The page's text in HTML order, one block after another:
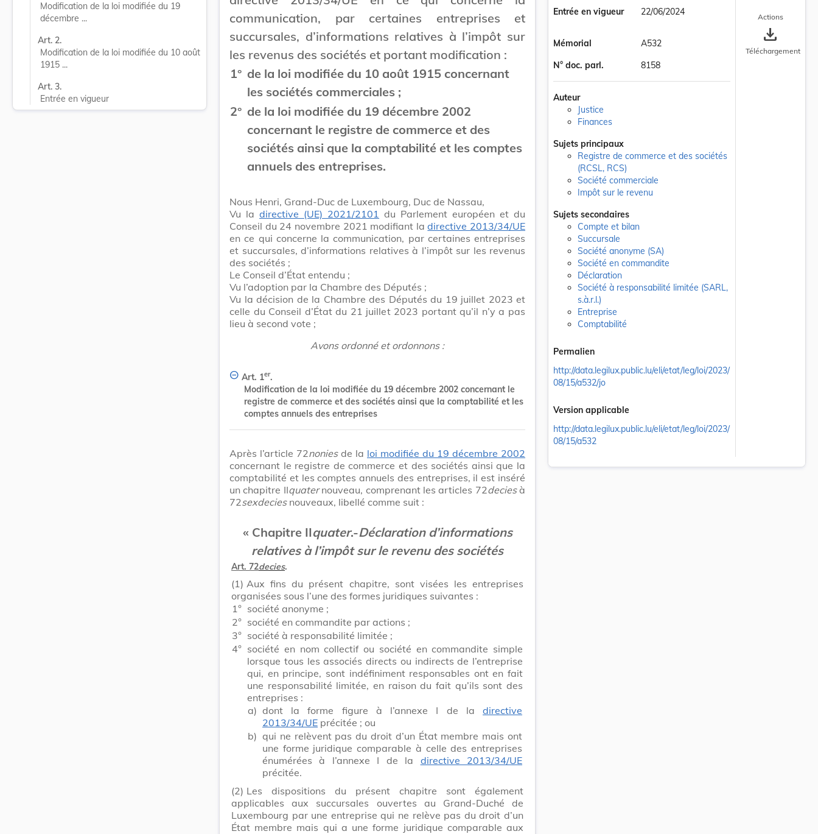
Modification de la loi modifiée du 19
décembre ...
Art. 2.
Modification de la loi modifiée du 10 août
1915 ...
Art. 3.
Entrée en vigueur
communication, par certaines entreprises et
succursales, d’informations relatives à l’impôt sur
les revenus des sociétés et portant modification :
1° de la loi modifiée du 10 août 1915 concernant
les sociétés commerciales ;
2° de la loi modifiée du 19 décembre 2002
concernant le registre de commerce et des
sociétés ainsi que la comptabilité et les comptes
annuels des entreprises.
Nous Henri, Grand-Duc de Luxembourg, Duc de Nassau,
Vu la directive (UE) 2021/2101 du Parlement européen et du
Conseil du 24 novembre 2021 modifiant ladirective 2013/34/UE
en ce qui concerne la communication, par certaines entreprises
et succursales, d’informations relatives à l’impôt sur les revenus
des sociétés ;
Le Conseil d’État entendu ;
Vu l’adoption par la Chambre des Députés ;
Vu la décision de la Chambre des Députés du 19 juillet 2023 et
celle du Conseil d’État du 21 juillet 2023 portant qu’il n’y a pas
lieu à second vote ;
Avons ordonné et ordonnons :
Art. 1er.
Modification de la loi modifiée du 19 décembre 2002 concernant le
registre de commerce et des sociétés ainsi que la comptabilité et les
comptes annuels des entreprises
Après l’article 72noniesde la loi modifiée du 19 décembre 2002
concernant le registre de commerce et des sociétés ainsi que la
comptabilité et les comptes annuels des entreprises, il est inséré
un chapitre IIquaternouveau, comprenant les articles 72deciesà
72sexdeciesnouveaux, libellé comme suit :
« Chapitre IIquater.-Déclaration d’informations
relatives à l’impôt sur le revenu des sociétés
Art. 72decies.
(1) Aux fins du présent chapitre, sont visées les entreprises
organisées sous l’une des formes juridiques suivantes :
1° société anonyme ;
2° société en commandite par actions ;
3° société à responsabilité limitée ;
4° société en nom collectif ou société en commandite simple
lorsque tous les associés directs ou indirects de l’entreprise
qui, en principe, sont indéfiniment responsables ont en fait
une responsabilité limitée, en raison du fait qu’ils sont des
entreprises :
a) dont la forme figure à l’annexe I de la directive
2013/34/UE précitée ; ou
b) qui ne relèvent pas du droit d’un État membre mais ont
une forme juridique comparable à celle des entreprises
énumérées à l’annexe I de la directive 2013/34/UE
précitée.
(2) Les dispositions du présent chapitre sont également
applicables aux succursales ouvertes au Grand-Duché de
Luxembourg par une entreprise qui ne relève pas du droit d’un
État membre mais qui a une forme juridique comparable aux
Entrée en vigueur
22/06/2024
Mémorial
A532
N° doc. parl.
8158
Auteur
Justice
Finances
Sujets principaux
Registre de commerce et des sociétés
(RCSL, RCS)
Société commerciale
Impôt sur le revenu
Sujets secondaires
Compte et bilan
Succursale
Société anonyme (SA)
Société en commandite
Déclaration
Société à responsabilité limitée (SARL,
s.à.r.l.)
Entreprise
Comptabilité
Permalien
http://data.legilux.public.lu/eli/etat/leg/loi/2023/
08/15/a532/jo
Version applicable
http://data.legilux.public.lu/eli/etat/leg/loi/2023/
08/15/a532
Actions
save_alt
Téléchargement